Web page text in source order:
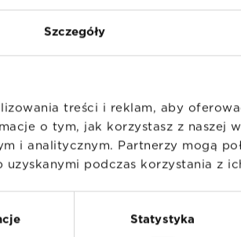
Szczegóły
treści i reklam, aby
o tym, jak korzystasz z naszej
i analitycznym. Partnerzy mogą
podczas korzystania z
Statystyka
naturalnego) - 700g/l
PRODUKTY